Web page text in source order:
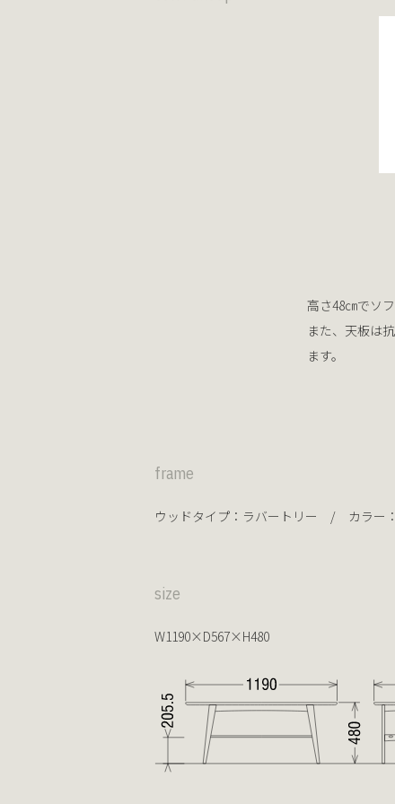
高さ48㎝でソ
また、天板は
ます。
frame
ウッドタイプ： ラバートリー / カラー：
size
W1190×D567×H480